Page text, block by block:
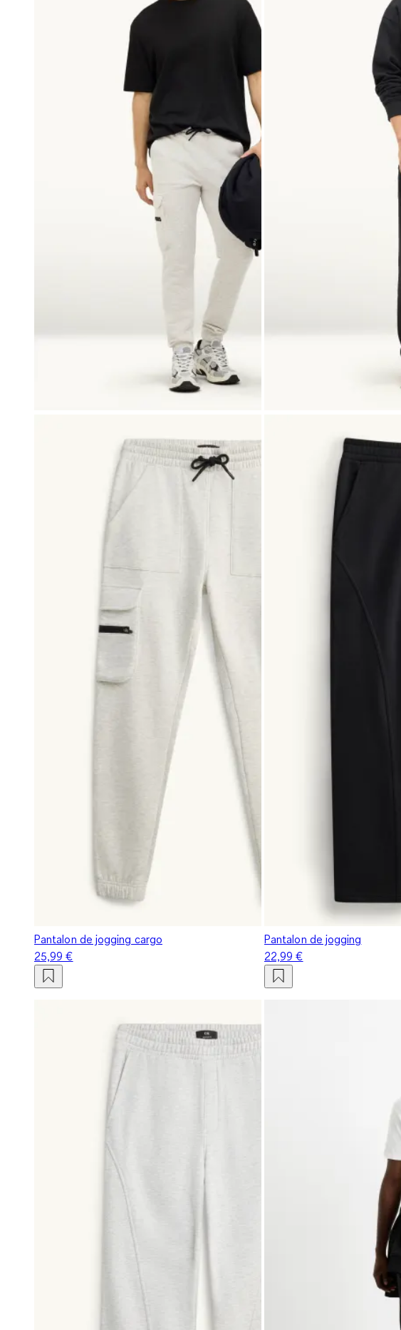
Pantalon de jogging cargo
25,99 €
Pantalon de jogging
22,99 €